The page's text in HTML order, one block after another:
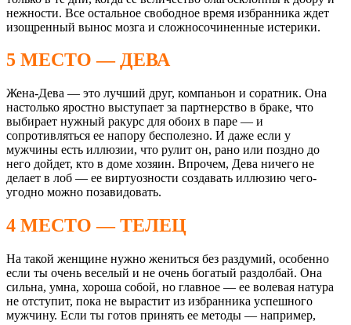
нежности. Все остальное свободное время избранника ждет
изощренный вынос мозга и сложносочиненные истерики.
5 МЕСТО — ДЕВА
Жена-Дева — это лучший друг, компаньон и соратник. Она
настолько яростно выступает за партнерство в браке, что
выбирает нужный ракурс для обоих в паре — и
сопротивляться ее напору бесполезно. И даже если у
мужчины есть иллюзии, что рулит он, рано или поздно до
него дойдет, кто в доме хозяин. Впрочем, Дева ничего не
делает в лоб — ее виртуозности создавать иллюзию чего-
угодно можно позавидовать.
4 МЕСТО — ТЕЛЕЦ
На такой женщине нужно жениться без раздумий, особенно
если ты очень веселый и не очень богатый раздолбай. Она
сильна, умна, хороша собой, но главное — ее волевая натура
не отступит, пока не вырастит из избранника успешного
мужчину. Если ты готов принять ее методы — например,